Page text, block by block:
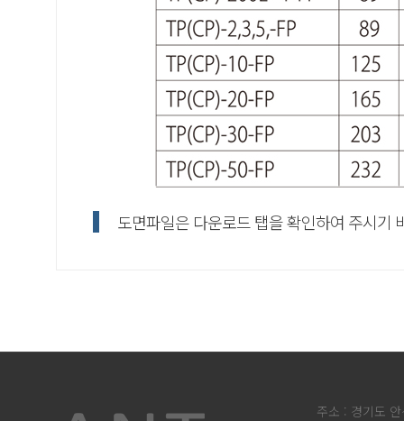
도면파일은 다운로드 탭을 확인하여 주시기
주소 : 경기도